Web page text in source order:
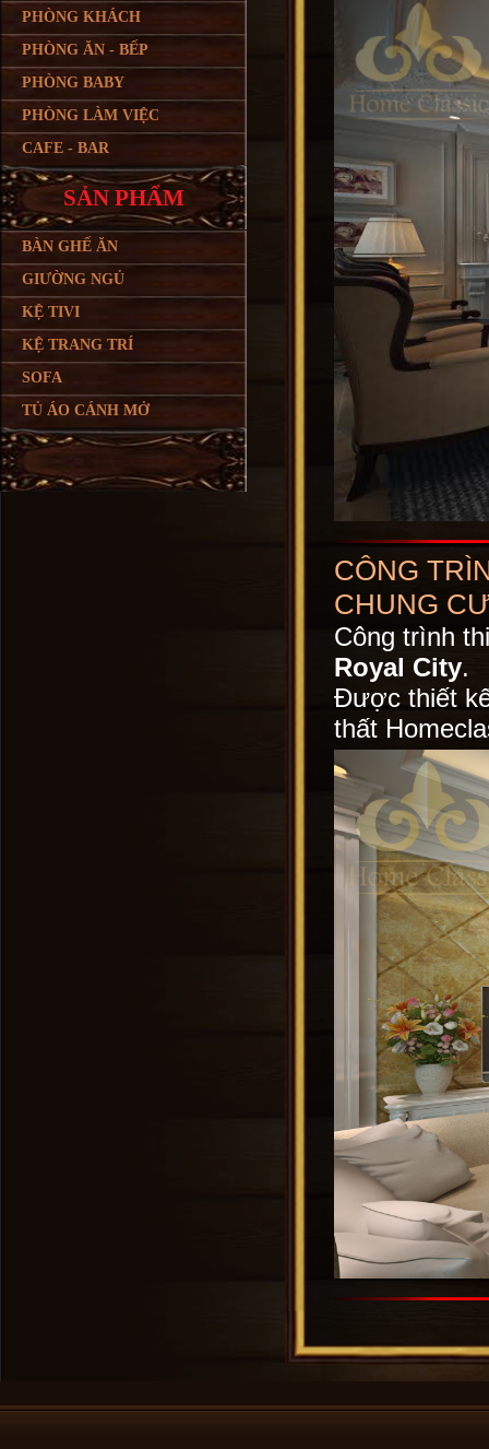
PHÒNG KHÁCH
PHÒNG ĂN - BẾP
PHÒNG BABY
PHÒNG LÀM VIỆC
CAFE - BAR
SẢN PHẨM
BÀN GHẾ ĂN
GIƯỜNG NGỦ
KỆ TIVI
KỆ TRANG TRÍ
SOFA
TỦ ÁO CÁNH MỞ
CÔNG
CHUNG
Công trình
Royal City.
Được thiết
thất